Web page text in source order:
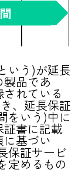
いう)が延長
品であ
れている
、延長保証
をいう)中に
書に記載
基づい
保証サービ
定めるもの